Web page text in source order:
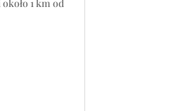
1 km od